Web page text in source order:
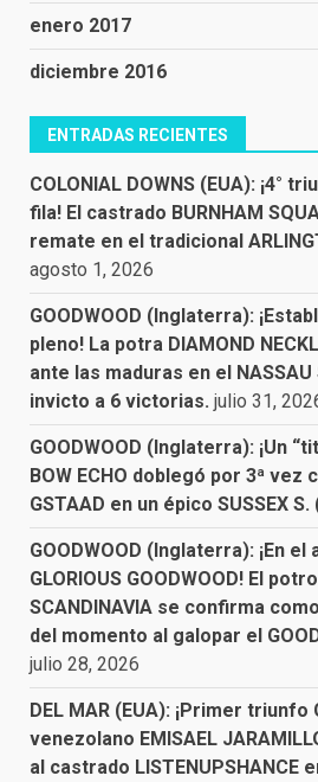
enero 2017
diciembre 2016
ENTRADAS RECIENTES
COLONIAL DOWNS (EUA): ¡4°
fila! El castrado BURNHAM
remate en el tradicional
agosto 1, 2026
GOODWOOD (Inglaterra):
pleno! La potra DIAMOND
ante las maduras en el
invicto a 6 victorias. julio 31,
GOODWOOD (Inglaterra): ¡Un
BOW ECHO doblegó por 3ª vez
GSTAAD en un épico SUSSEX S.
GOODWOOD (Inglaterra): ¡En
GLORIOUS GOODWOOD! El
SCANDINAVIA se confirma
del momento al galopar el
julio 28, 2026
DEL MAR (EUA): ¡Primer triunfo
venezolano EMISAEL
al castrado LISTENUPSHANCE